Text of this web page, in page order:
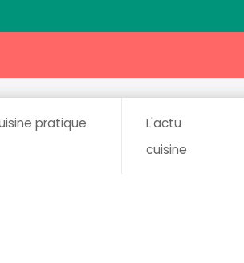
pratique
L'actu
cuisine